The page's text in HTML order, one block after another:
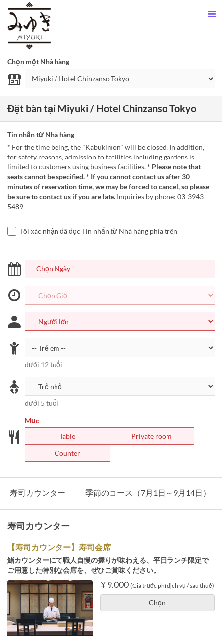
Chọn một Nhà hàng
Đặt bàn tại Miyuki / Hotel Chinzanso Tokyo
Tin nhắn từ Nhà hàng
* For the time being, the "Kabukimon" will be closed. In addition,
for safety reasons, admission to facilities including gardens is
limited to customers using business facilities.* Please note that
seats cannot be specified. * If you cannot contact us after 30
minutes of reservation time, we may be forced to cancel, so please
be sure to contact us if you are late. Inquiries by phone: 03-3943-
5489
Tôi xác nhận đã đọc Tin nhắn từ Nhà hàng phía trên
dưới 12 tuổi
dưới 5 tuổi
Mục
Table
Private room
Counter
寿司カウンター 季節のコース（7月1日～9月14日）
寿司カウンター
【寿司カウンター】寿司会席
鮨カウンターにて職人自慢の握りが味わえる、平日ランチ限定で
ご用意した特別な会席を、ぜひご賞味ください。
¥ 9.000 (Giá trước phí dịch vụ / sau thuế)
Chọn